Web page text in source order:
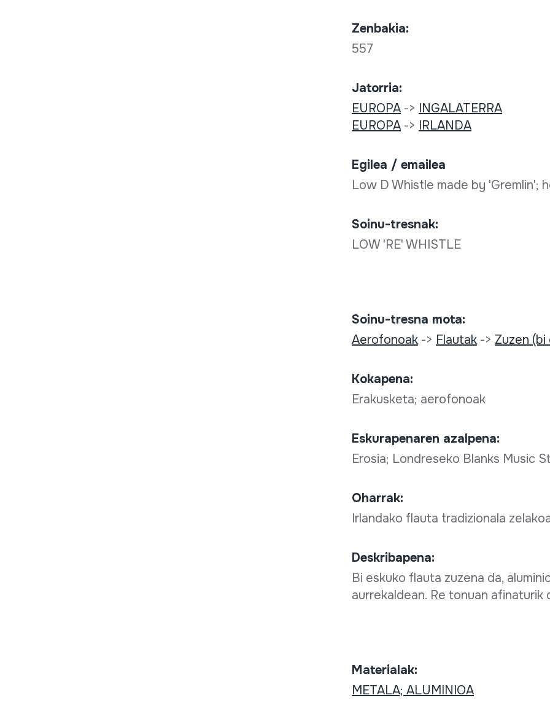
Zenbakia:
557
Jatorria:
EUROPA-> INGALATERRA
EUROPA-> IRLANDA
Egilea / emailea
Low D Whistle made by 'Gremlin';
Soinu-tresnak:
LOW 'RE' WHISTLE
Soinu-tresna mota:
Aerofonoak-> Flautak-> Zuzen (bi
Kokapena:
Erakusketa; aerofonoak
Eskurapenaren azalpena:
Erosia; Londreseko Blanks Music
Oharrak:
Irlandako flauta tradizionala
Deskribapena:
Bi eskuko flauta zuzena da,
aurrekaldean. Re tonuan afinaturik
Materialak:
METALA; ALUMINIOA